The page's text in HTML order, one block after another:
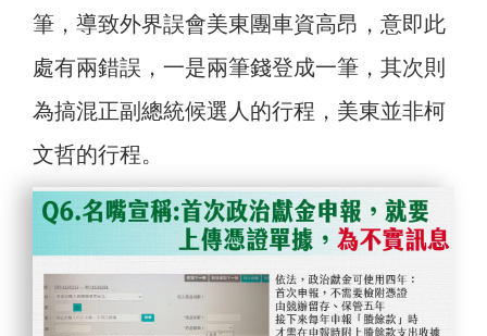
筆，導致外界誤會美東團車資高昂，意即此
處有兩錯誤，一是兩筆錢登成一筆，其次則
為搞混正副總統候選人的行程，美東並非柯
文哲的行程。